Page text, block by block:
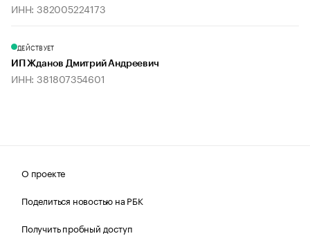
ИНН: 382005224173
ДЕЙСТВУЕТ
ИП Жданов Дмитрий Андреевич
ИНН: 381807354601
О проекте
Поделиться новостью на РБК
Получить пробный доступ